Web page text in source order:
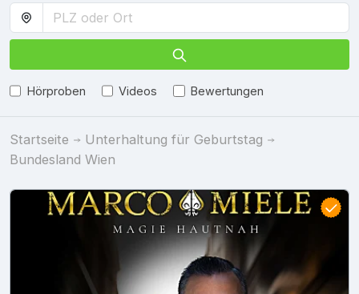
Hörproben Videos Bewertungen
Startseite
Unterhaltung für Geburtstag
Bundesland Wien